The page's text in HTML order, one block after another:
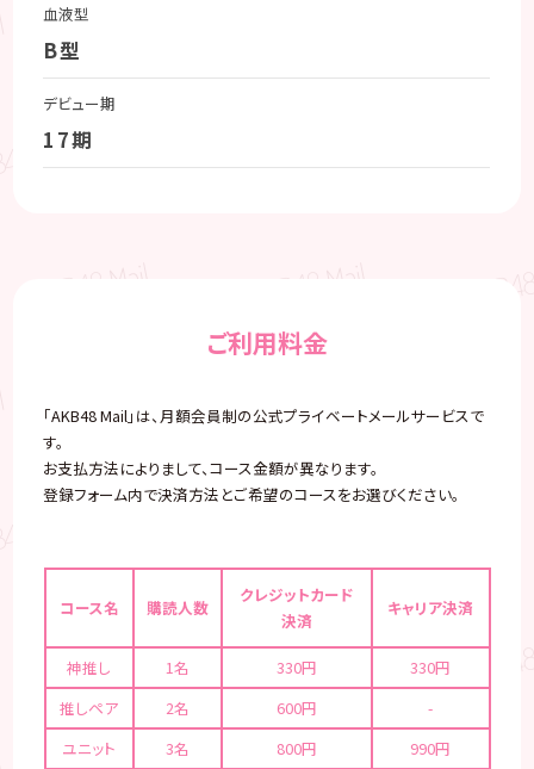
血液型
B型
デビュー期
17期
ご利用料金
「AKB48 Mail」は、月額会員制の公式プライベートメールサービスで
す。
お支払方法によりまして、コース金額が異なります。
登録フォーム内で決済方法とご希望のコースをお選びください。
コース名 購読人数
クレジットカード
決済
キャリア決済
神推し 1名 330円
330円
推しペア
2名 600円
-
ユニット
3名 800円
990円